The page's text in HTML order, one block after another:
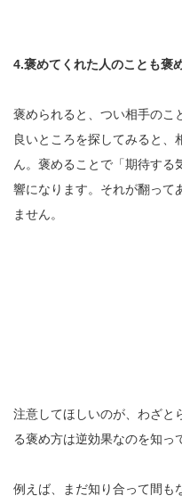
4.褒めてくれた人のことも褒
褒められると、つい相手のこ
良いところを探してみると、
ん。褒めることで「期待する
響になります。それが翻って
ません。
注意してほしいのが、わざと
る褒め方は逆効果なのを知っ
例えば、まだ知り合って間も